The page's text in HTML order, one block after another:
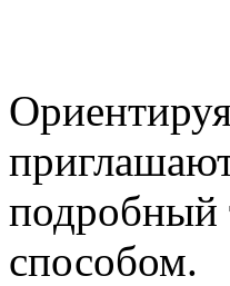
подробный
способом.